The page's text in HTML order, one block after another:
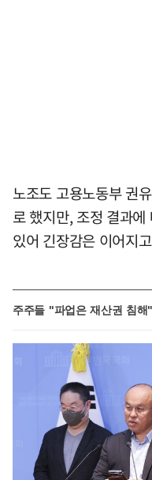
노조도 고용노동부 권
로 했지만, 조정 결과
있어 긴장감은 이어지
주주들 "파업은 재산권 침